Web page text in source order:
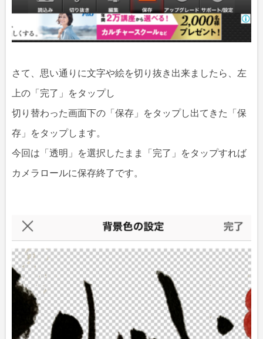
さて、思い通りに文字や絵を切り抜き出来ましたら、左
上の「完了」をタップし
切り替わった画面下の「保存」をタップし出てきた「保
存」をタップします。
今回は「透明」を選択したまま「完了」をタップすれば
カメラロールに保存終了です。